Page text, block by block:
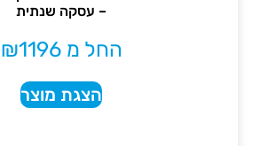
– עסקה שנתית
החל מ ₪1196
הצגת מוצר